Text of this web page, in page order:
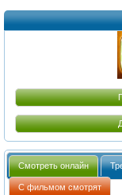
Смотреть онлайн
С фильмом смотрят